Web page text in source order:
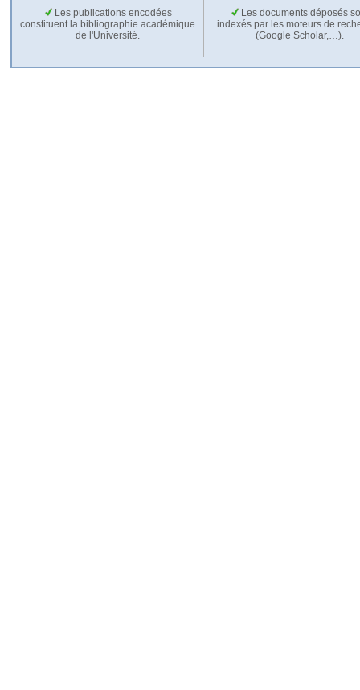
Les publications encodées
constituent la bibliographie académique
de l'Université.
Les documents déposés
indexés par les moteurs de
(Google Scholar,…).